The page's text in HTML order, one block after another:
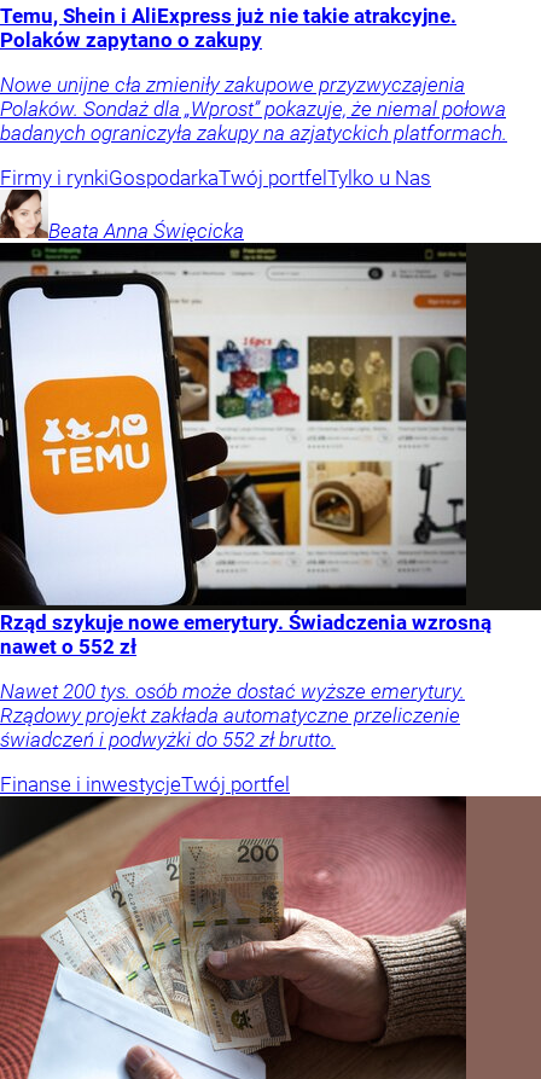
Temu, Shein i AliExpress już nie takie atrakcyjne.
Polaków zapytano o zakupy
Nowe unijne cła zmieniły zakupowe przyzwyczajenia
Polaków. Sondaż dla „Wprost” pokazuje, że niemal połowa
badanych ograniczyła zakupy na azjatyckich platformach.
Firmy i rynkiGospodarkaTwój portfel Tylko u Nas
Beata Anna Święcicka
Rząd szykuje nowe emerytury. Świadczenia wzrosną
nawet o 552 zł
Nawet 200 tys. osób może dostać wyższe emerytury.
Rządowy projekt zakłada automatyczne przeliczenie
świadczeń i podwyżki do 552 zł brutto.
Finanse i inwestycjeTwój portfel